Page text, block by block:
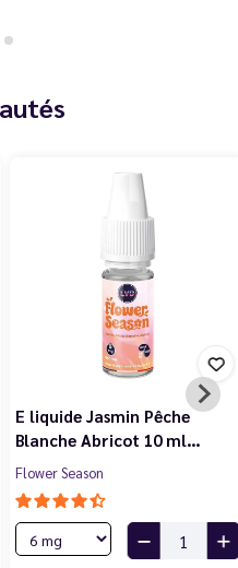
E liquide Jasmin Pêche
Blanche Abricot 10 ml…
Flower Season